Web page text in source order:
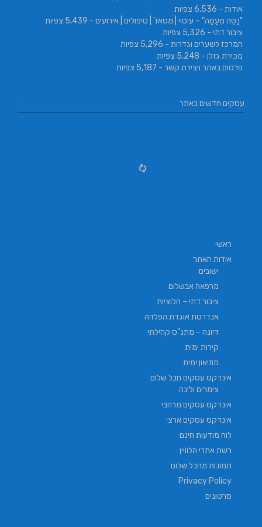
אודות - 6,536 צפיות
"נַסֵּה מְעַסֶּה" – עיסוי | מסאז' | טיפולים | אירועים - 5,439 צפיות
ציבור דתי - 5,326 צפיות
המרכז לשערים וגדרות - 5,296 צפיות
מכירת גזלן - 5,248 צפיות
פרסום באתר ויצירת קשר - 5,187 צפיות
עסקים חדשים באתר
ראשי
אודות האתר
ישובים
מרפאה אבשלום
ציבור דתי – חלוציות
אנדרטת אוגדת הפלדה
דיונה – מתנ"ס קהילתי
קירות ימית
מוזיאון ימית
אינדקס עסקים חבל שלום
צימרים ולינה
אינדקס עסקים מרחבי
אינדקס עסקים ארצי
לוח מודעות חינם
רשת אתרי הלוויין
תמונות מחבל שלום
Privacy Policy
סרטונים